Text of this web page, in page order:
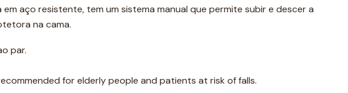
em aço resistente, tem um sistema manual que permite subir e descer a
na cama.
par.
for elderly people and patients at risk of falls.